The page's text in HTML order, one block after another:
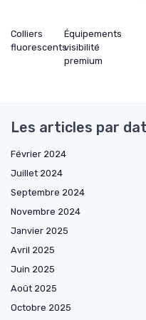
Colliers
fluorescents
Équipements
visibilité
premium
Les articles par
Février 2024
Juillet 2024
Septembre 2024
Novembre 2024
Janvier 2025
Avril 2025
Juin 2025
Août 2025
Octobre 2025